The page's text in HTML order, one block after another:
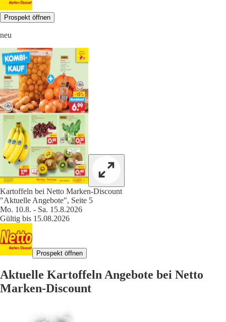
Prospekt öffnen
neu
Kartoffeln bei Netto Marken-Discount
"Aktuelle Angebote", Seite 5
Mo. 10.8. - Sa. 15.8.2026
Gültig bis 15.08.2026
Prospekt öffnen
Aktuelle Kartoffeln Angebote bei Netto
Marken-Discount